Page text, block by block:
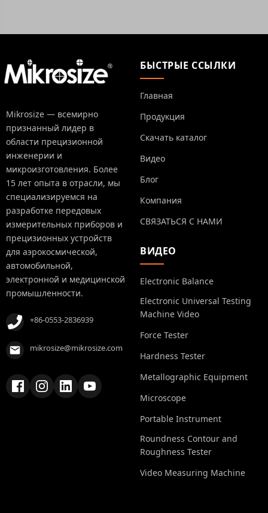
Mikrosize — всемирно
признанный лидер в
области прецизионной
инженерии и
микроизготовления. Более
15 лет опыта в отрасли, мы
специализируемся на
разработке передовых
измерительных приборов и
прецизионных устройств
для аэрокосмической,
автомобильной,
электронной и медицинской
промышленности.
+86-0553-2836939
mikrosize@mikrosize.com
БЫСТРЫЕ ССЫЛКИ
Главная
Продукция
Скачать каталог
Видео
Блог
Компания
СВЯЗАТЬСЯ С НАМИ
ВИДЕО
Electronic Balance
Electronic Universal Testing
Machine Video
Force Tester
Hardness Tester
Metallographic Equipment
Microscope
Portable Instrument
Roundness Contour and
Roughness Tester
Video Measuring Machine